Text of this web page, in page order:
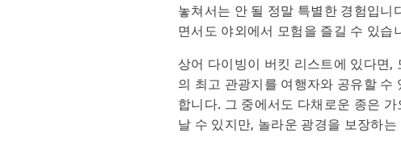
놓쳐서는 안 될 정말 특별한 경험입
면서도 야외에서 모험을 즐길 수 있습
상어 다이빙이 버킷 리스트에 있다면,
의 최고 관광지를 여행자와 공유할
합니다. 그 중에서도 다채로운 종은
날 수 있지만, 놀라운 광경을 보장하